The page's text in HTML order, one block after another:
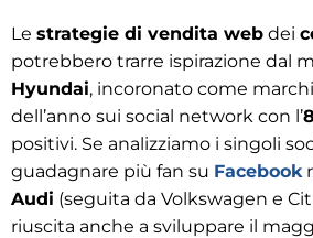
Le strategie di vendita web dei
potrebbero trarre ispirazione dal
Hyundai, incoronato come
dell’anno sui social network con l’
positivi. Se analizziamo i singoli
guadagnare più fan su Facebook
Audi (seguita da Volkswagen e
riuscita anche a sviluppare il